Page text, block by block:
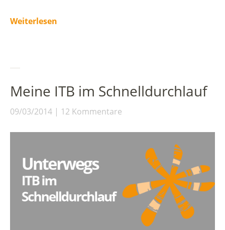
Weiterlesen
Meine ITB im Schnelldurchlauf
09/03/2014 12 Kommentare